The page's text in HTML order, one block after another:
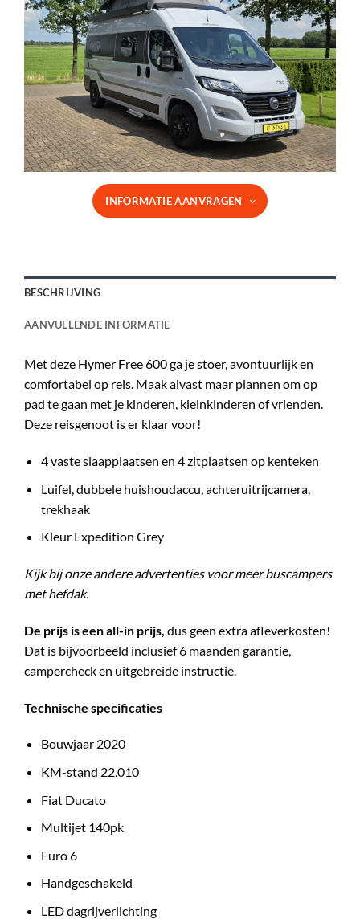
INFORMATIE AANVRAGEN
BESCHRIJVING
AANVULLENDE INFORMATIE
Met deze Hymer Free 600 ga je stoer, avontuurlijk en
comfortabel op reis. Maak alvast maar plannen om op
pad te gaan met je kinderen, kleinkinderen of vrienden.
Deze reisgenoot is er klaar voor!
4 vaste slaapplaatsen en 4 zitplaatsen op kenteken
Luifel, dubbele huishoudaccu, achteruitrijcamera,
trekhaak
Kleur Expedition Grey
Kijk bij onze andere advertenties voor meer buscampers
met hefdak.
De prijs is een all-in prijs, dus geen extra afleverkosten!
Dat is bijvoorbeeld inclusief 6 maanden garantie,
campercheck en uitgebreide instructie.
Technische specificaties
Bouwjaar 2020
KM-stand 22.010
Fiat Ducato
Multijet 140pk
Euro 6
Handgeschakeld
LED dagrijverlichting